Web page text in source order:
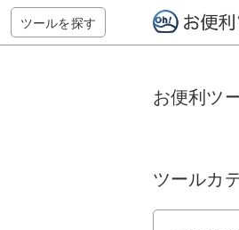
ツールを探す
お便利ツ
ツールカ